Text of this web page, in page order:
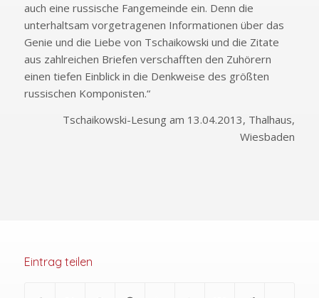
auch eine russische Fangemeinde ein. Denn die
unterhaltsam vorgetragenen Informationen über das
Genie und die Liebe von Tschaikowski und die Zitate
aus zahlreichen Briefen verschafften den Zuhörern
einen tiefen Einblick in die Denkweise des größten
russischen Komponisten.“
Tschaikowski-Lesung am 13.04.2013, Thalhaus,
Wiesbaden
Eintrag teilen